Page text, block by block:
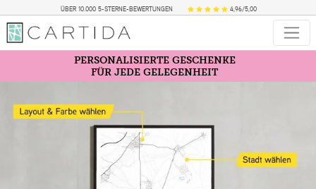
ÜBER 10.000 5-STERNE-BEWERTUNGEN 4,96/5,00
PERSONALISIERTE GESCHENKE
FÜR JEDE GELEGENHEIT